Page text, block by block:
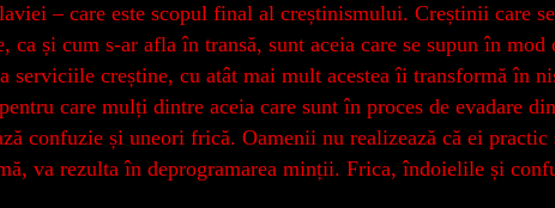
– care este scopul final al creștinismului. Creștinii care
ca și cum s-ar afla în transă, sunt aceia care se supun în
serviciile creștine, cu atât mai mult acestea îi transformă în
care mulți dintre aceia care sunt în proces de evadare
confuzie și uneori frică. Oamenii nu realizează că ei
va rezulta în deprogramarea minții. Frica, îndoielile și